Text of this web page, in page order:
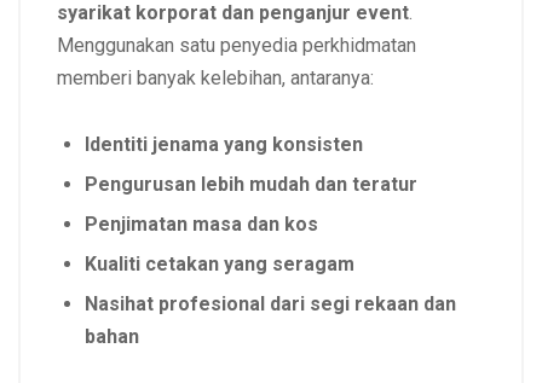
syarikat korporat dan penganjur event
Menggunakan satu penyedia perkhidmatan
memberi banyak kelebihan, antaranya:
Identiti jenama yang konsisten
Pengurusan lebih mudah dan teratur
Penjimatan masa dan kos
Kualiti cetakan yang seragam
Nasihat profesional dari segi rekaan dan
bahan